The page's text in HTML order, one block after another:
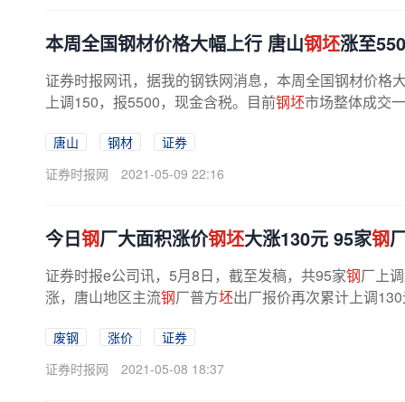
本周全国钢材价格大幅上行 唐山钢坯涨至
证券时报网讯，据我的钢铁网消息，本周全国钢材价格
上调150，报5500，现金含税。目前钢坯市场整体成交
唐山 钢材
证券
证券时报网
2021-05-09 22:16
今日钢厂大面积涨价钢坯大涨130元 95家钢
证券时报e公司讯，5月8日，截至发稿，共95家钢厂上
涨，唐山地区主流钢厂普方坯出厂报价再次累计上调
废钢 涨价
证券
证券时报网
2021-05-08 18:37